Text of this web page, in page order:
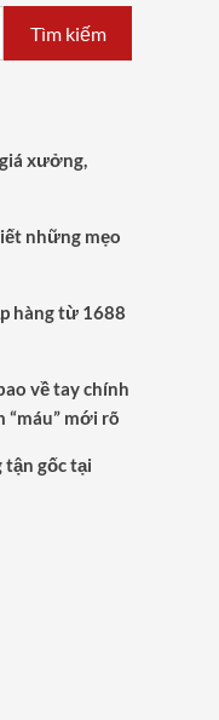
Tìm kiếm
xưởng,
những mẹo
hàng từ 1688
về tay chính
“máu” mới rõ
tận gốc tại